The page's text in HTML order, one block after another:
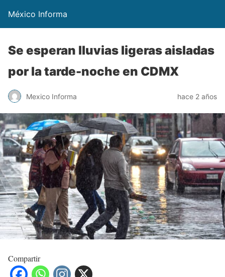
México Informa
Se esperan lluvias ligeras aisladas
por la tarde-noche en CDMX
Mexico Informa hace 2 años
Compartir